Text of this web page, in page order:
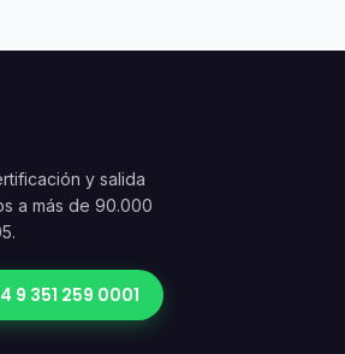
y salida
a más de 90.000
9 351 259 0001